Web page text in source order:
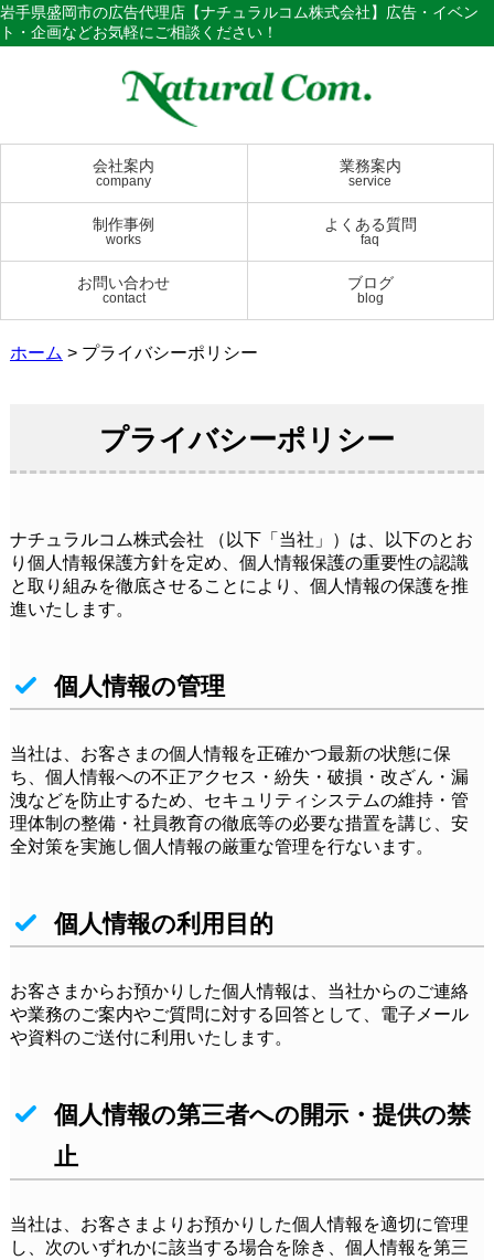
岩手県盛岡市の広告代理店【ナチュラルコム株式会社】広告・イベン
ト・企画などお気軽にご相談ください！
会社案内
company
業務案内
service
制作事例
works
よくある質問
faq
お問い合わせ
contact
ブログ
blog
ホーム > プライバシーポリシー
プライバシーポリシー
ナチュラルコム株式会社 （以下「当社」）は、以下のとお
り個人情報保護方針を定め、個人情報保護の重要性の認識
と取り組みを徹底させることにより、個人情報の保護を推
進いたします。
個人情報の管理
当社は、お客さまの個人情報を正確かつ最新の状態に保
ち、個人情報への不正アクセス・紛失・破損・改ざん・漏
洩などを防止するため、セキュリティシステムの維持・管
理体制の整備・社員教育の徹底等の必要な措置を講じ、安
全対策を実施し個人情報の厳重な管理を行ないます。
個人情報の利用目的
お客さまからお預かりした個人情報は、当社からのご連絡
や業務のご案内やご質問に対する回答として、電子メール
や資料のご送付に利用いたします。
個人情報の第三者への開示・提供の禁
止
当社は、お客さまよりお預かりした個人情報を適切に管理
し、次のいずれかに該当する場合を除き、個人情報を第三